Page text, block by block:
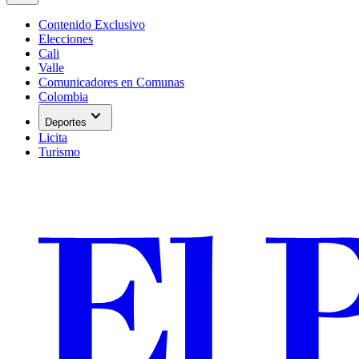
Contenido Exclusivo
Elecciones
Cali
Valle
Comunicadores en Comunas
Colombia
Deportes expand_more
Licita
Turismo